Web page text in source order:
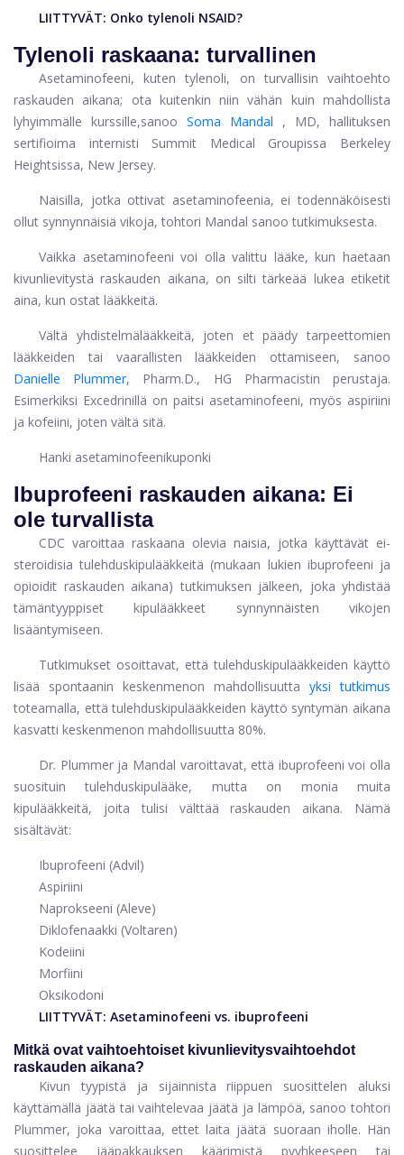
LIITTYVÄT: Onko tylenoli NSAID?
Tylenoli raskaana: turvallinen
Asetaminofeeni, kuten tylenoli, on turvallisin vaihtoehto
raskauden aikana; ota kuitenkin niin vähän kuin mahdollista
lyhyimmälle kurssille,sanoo Soma Mandal
, MD, hallituksen
sertifioima internisti Summit Medical Groupissa Berkeley
Heightsissa, New Jersey.
Naisilla, jotka ottivat asetaminofeenia, ei todennäköisesti
ollut synnynnäisiä vikoja, tohtori Mandal sanoo tutkimuksesta.
Vaikka asetaminofeeni voi olla valittu lääke, kun haetaan
kivunlievitystä raskauden aikana, on silti tärkeää lukea etiketit
aina, kun ostat lääkkeitä.
Vältä yhdistelmälääkkeitä, joten et päädy tarpeettomien
lääkkeiden tai vaarallisten lääkkeiden ottamiseen, sanoo
Danielle Plummer,
Pharm.D., HG Pharmacistin perustaja.
Esimerkiksi Excedrinillä on paitsi asetaminofeeni, myös aspiriini
ja kofeiini, joten vältä sitä.
Hanki asetaminofeenikuponki
Ibuprofeeni raskauden aikana: Ei
ole turvallista
CDC varoittaa raskaana olevia naisia, jotka käyttävät ei-
steroidisia tulehduskipulääkkeitä (mukaan lukien ibuprofeeni ja
opioidit raskauden aikana) tutkimuksen jälkeen, joka yhdistää
tämäntyyppiset kipulääkkeet synnynnäisten vikojen
lisääntymiseen.
Tutkimukset osoittavat, että tulehduskipulääkkeiden käyttö
lisää spontaanin keskenmenon mahdollisuutta yksi tutkimus
toteamalla, että tulehduskipulääkkeiden käyttö syntymän aikana
kasvatti keskenmenon mahdollisuutta 80%.
Dr. Plummer ja Mandal varoittavat, että ibuprofeeni voi olla
suosituin tulehduskipulääke, mutta on monia muita
kipulääkkeitä, joita tulisi välttää raskauden aikana. Nämä
sisältävät:
Ibuprofeeni (Advil)
Aspiriini
Naprokseeni (Aleve)
Diklofenaakki (Voltaren)
Kodeiini
Morfiini
Oksikodoni
LIITTYVÄT: Asetaminofeeni vs. ibuprofeeni
Mitkä ovat vaihtoehtoiset kivunlievitysvaihtoehdot
raskauden aikana?
Kivun tyypistä ja sijainnista riippuen suosittelen aluksi
käyttämällä jäätä tai vaihtelevaa jäätä ja lämpöä, sanoo tohtori
Plummer, joka varoittaa, ettet laita jäätä suoraan iholle. Hän
suosittelee jääpakkauksen käärimistä pyyhkeeseen tai